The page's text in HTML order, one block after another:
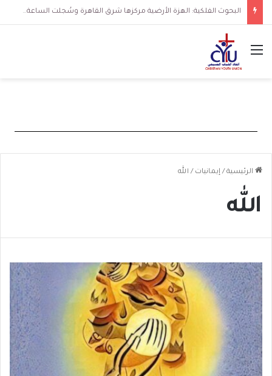
البحوث الفلكية: الهزة الأرضية مركزها شرق القاهرة وسُجلت الساعة 3 فجرا و36 ثانية
القائمة
الرئيسية / إيمانيات / الله
الله